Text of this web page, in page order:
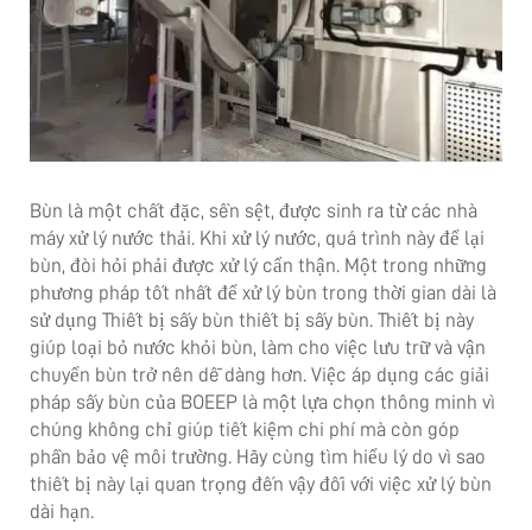
Bùn là một chất đặc, sền sệt, được sinh ra từ các nhà
máy xử lý nước thải. Khi xử lý nước, quá trình này để lại
bùn, đòi hỏi phải được xử lý cẩn thận. Một trong những
phương pháp tốt nhất để xử lý bùn trong thời gian dài là
sử dụng Thiết bị sấy bùn thiết bị sấy bùn. Thiết bị này
giúp loại bỏ nước khỏi bùn, làm cho việc lưu trữ và vận
chuyển bùn trở nên dễ dàng hơn. Việc áp dụng các giải
pháp sấy bùn của BOEEP là một lựa chọn thông minh vì
chúng không chỉ giúp tiết kiệm chi phí mà còn góp
phần bảo vệ môi trường. Hãy cùng tìm hiểu lý do vì sao
thiết bị này lại quan trọng đến vậy đối với việc xử lý bùn
dài hạn.